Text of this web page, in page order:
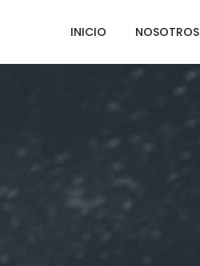
INICIO NOSOTROS